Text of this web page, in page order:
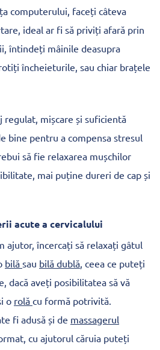
computerului, faceți câteva
ideal ar fi să priviți afară prin
întindeți mâinile deasupra
încheieturile, sau chiar brațele
regulat, mișcare și suficientă
bine pentru a compensa stresul
să fie relaxarea mușchilor
mai puține dureri de cap și
acute a cervicalului
ajutor, încercați să relaxați gâtul
bilă sau bilă dublă, ceea ce puteți
dacă aveți posibilitatea să vă
o rolă cu formă potrivită.
fi adusă și de massagerul
cu ajutorul căruia puteți